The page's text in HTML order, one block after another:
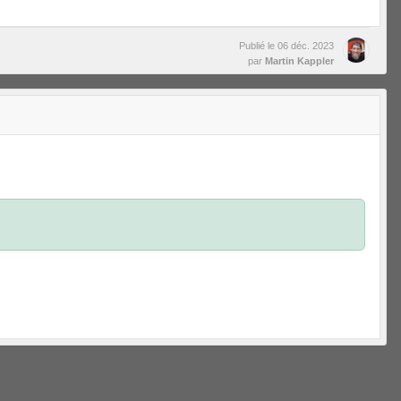
Publié le 06 déc. 2023
par Martin Kappler